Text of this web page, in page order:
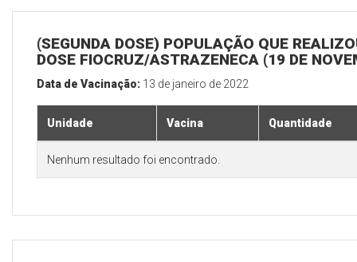
(SEGUNDA DOSE) POPULAÇÃO QUE
DOSE FIOCRUZ/ASTRAZENECA (19 DE
Data de Vacinação: 13 de janeiro de 2022
Unidade Vacina Quantidade
Nenhum resultado foi encontrado.